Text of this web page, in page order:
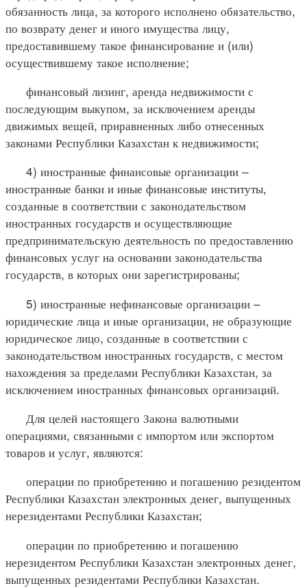
обязанность лица, за которого исполнено обязательство,
по возврату денег и иного имущества лицу,
предоставившему такое финансирование и (или)
осуществившему такое исполнение;
финансовый лизинг, аренда недвижимости с
последующим выкупом, за исключением аренды
движимых вещей, приравненных либо отнесенных
законами Республики Казахстан к недвижимости;
4) иностранные финансовые организации –
иностранные банки и иные финансовые институты,
созданные в соответствии с законодательством
иностранных государств и осуществляющие
предпринимательскую деятельность по предоставлению
финансовых услуг на основании законодательства
государств, в которых они зарегистрированы;
5) иностранные нефинансовые организации –
юридические лица и иные организации, не образующие
юридическое лицо, созданные в соответствии с
законодательством иностранных государств, с местом
нахождения за пределами Республики Казахстан, за
исключением иностранных финансовых организаций.
Для целей настоящего Закона валютными
операциями, связанными с импортом или экспортом
товаров и услуг, являются:
операции по приобретению и погашению резидентом
Республики Казахстан электронных денег, выпущенных
нерезидентами Республики Казахстан;
операции по приобретению и погашению
нерезидентом Республики Казахстан электронных денег,
выпущенных резидентами Республики Казахстан.